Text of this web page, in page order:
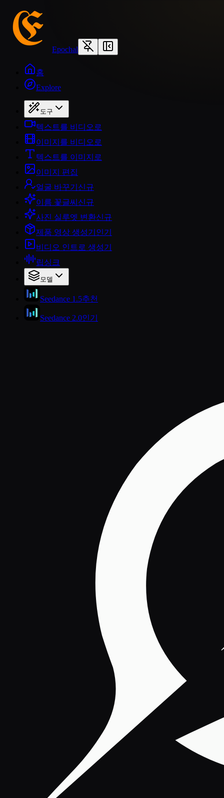
Epochal
홈
Explore
도구
텍스트를 비디오로
이미지를 비디오로
텍스트를 이미지로
이미지 편집
얼굴 바꾸기 신규
이름 꽃글씨 신규
사진 실루엣 변환신규
제품 영상 생성기 인기
비디오 인트로 생성기
립싱크
모델
Seedance 1.5추천
Seedance 2.0인기